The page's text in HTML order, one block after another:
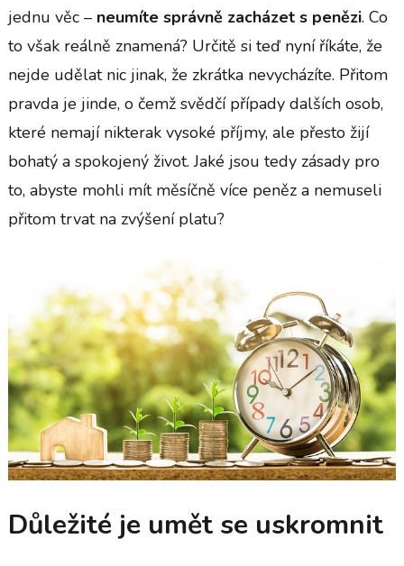
jednu věc – neumíte správně zacházet s penězi. Co
to však reálně znamená? Určitě si teď nyní říkáte, že
nejde udělat nic jinak, že zkrátka nevycházíte. Přitom
pravda je jinde, o čemž svědčí případy dalších osob,
které nemají nikterak vysoké příjmy, ale přesto žijí
bohatý a spokojený život. Jaké jsou tedy zásady pro
to, abyste mohli mít měsíčně více peněz a nemuseli
přitom trvat na zvýšení platu?
Důležité je umět se uskromnit